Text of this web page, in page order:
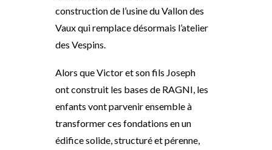
construction de l’usine duVallon des
Vaux qui remplace désormais l’atelier
des Vespins.
Alors que Victor et son fils Joseph
ont construit les bases de RAGNI, les
enfants vont parvenir ensemble à
transformer ces fondations en un
édifice solide, structuré et pérenne,